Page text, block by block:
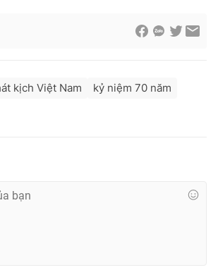
kịch Việt Nam
kỷ niệm 70 năm